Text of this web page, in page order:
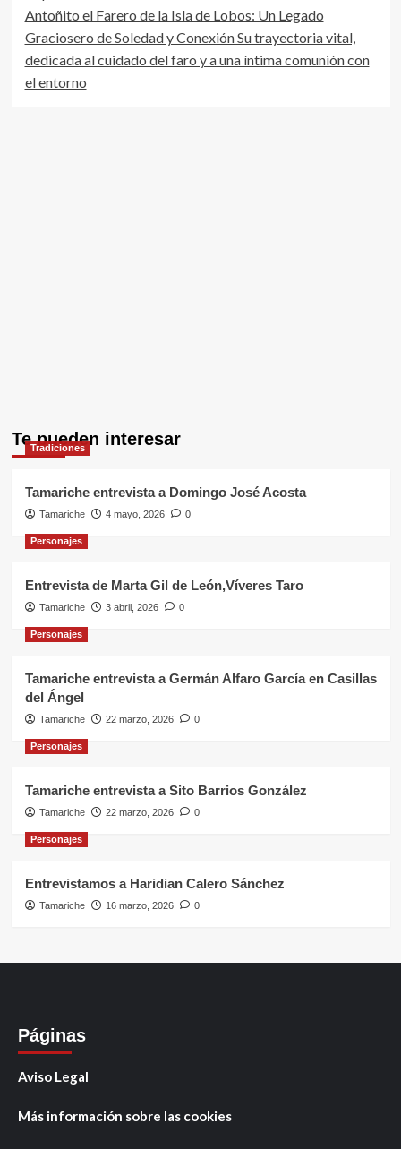
Antoñito el Farero de la Isla de Lobos: Un Legado
Graciosero de Soledad y Conexión Su trayectoria vital,
dedicada al cuidado del faro y a una íntima comunión con
el entorno
Te pueden interesar
Tradiciones
Tamariche entrevista a Domingo José Acosta
Tamariche 4 mayo, 2026 0
Personajes
Entrevista de Marta Gil de León,Víveres Taro
Tamariche 3 abril, 2026 0
Personajes
Tamariche entrevista a Germán Alfaro García en Casillas
del Ángel
Tamariche 22 marzo, 2026 0
Personajes
Tamariche entrevista a Sito Barrios González
Tamariche 22 marzo, 2026 0
Personajes
Entrevistamos a Haridian Calero Sánchez
Tamariche 16 marzo, 2026 0
Páginas
Aviso Legal
Más información sobre las cookies